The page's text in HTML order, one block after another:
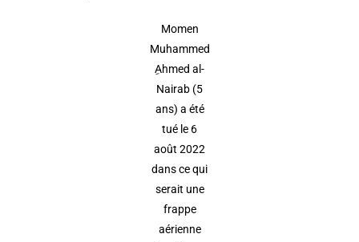
Momen
Muhammed
ِAhmed al-
Nairab (5
ans) a été
tué le 6
août 2022
dans ce qui
serait une
frappe
aérienne